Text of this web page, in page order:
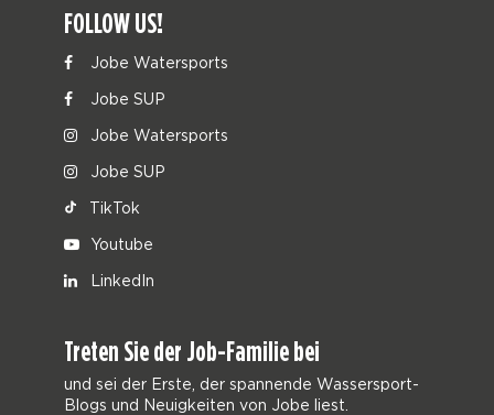
FOLLOW US!
Jobe Watersports
Jobe SUP
Jobe Watersports
Jobe SUP
TikTok
Youtube
LinkedIn
Treten Sie der Job-Familie bei
und sei der Erste, der spannende Wassersport-
Blogs und Neuigkeiten von Jobe liest.